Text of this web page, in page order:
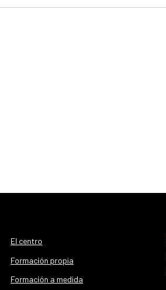
El centro
Formación propia
Formación a medida